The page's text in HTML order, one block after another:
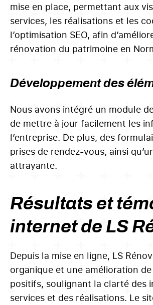
mise en place, permettant aux
services, les réalisations et les
l’optimisation SEO, afin
rénovation du patrimoine en
Développement des
Nous avons intégré un module
de mettre à jour facilement les
l’entreprise. De plus, des
prises de rendez-vous, ainsi
attrayante.
Résultats et
internet de LS
Depuis la mise en ligne, LS
organique et une amélioration
positifs, soulignant la clarté des
services et des réalisations. Le